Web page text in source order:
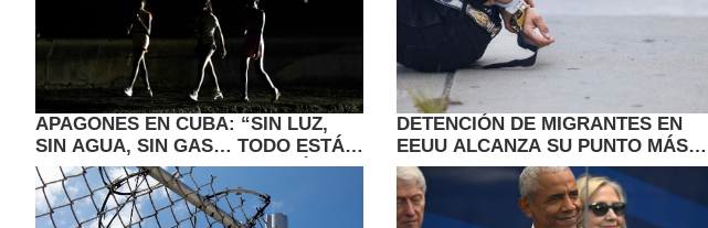
APAGONES EN CUBA: “SIN LUZ,
SIN AGUA, SIN GAS… TODO ESTÁ
MAL” POR LA CRISIS ENERGÉTICA
DETENCIÓN DE MIGRANTES EN
EEUU ALCANZA SU PUNTO MÁS
ALTO DURANTE EL GOBIERNO DE
TRUMP